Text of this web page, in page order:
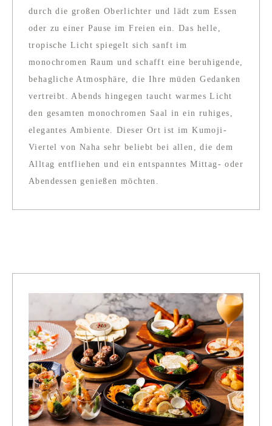
durch die großen Oberlichter und lädt zum Essen
oder zu einer Pause im Freien ein. Das helle,
tropische Licht spiegelt sich sanft im
monochromen Raum und schafft eine beruhigende,
behagliche Atmosphäre, die Ihre müden Gedanken
vertreibt. Abends hingegen taucht warmes Licht
den gesamten monochromen Saal in ein ruhiges,
elegantes Ambiente. Dieser Ort ist im Kumoji-
Viertel von Naha sehr beliebt bei allen, die dem
Alltag entfliehen und ein entspanntes Mittag- oder
Abendessen genießen möchten.